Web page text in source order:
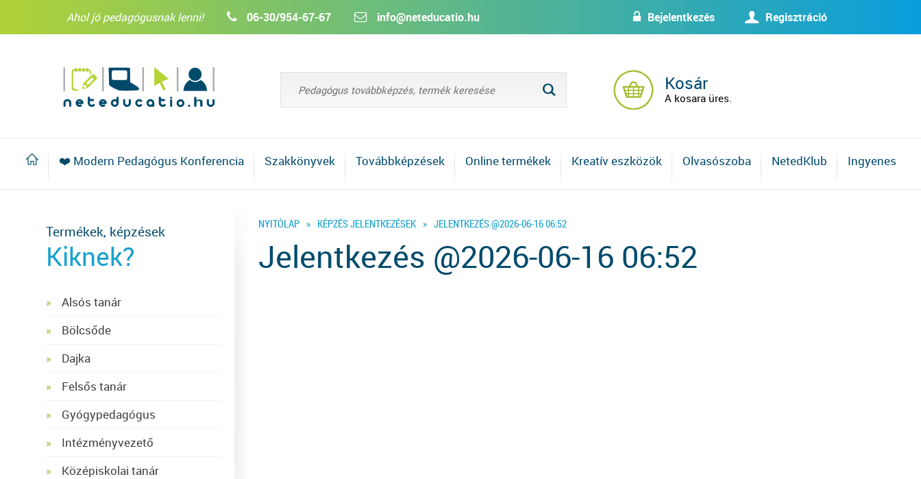
w Bejelentkezés U Regisztráció
Ahol jó pedagógusnak lenni! 06-30/954-67-67 info@neteducatio.hu
L Kosár
A kosara üres.
❤️ Modern Pedagógus Konferencia Szakkönyvek Továbbképzések Online termékek Kreatív eszközök Olvasószoba NetedKlub Ingyenes
NYITÓLAP » KÉPZÉS JELENTKEZÉSEK » JELENTKEZÉS @2026-06-16 06:52
Jelentkezés @2026-06-16 06:52
Termékek, képzések
Kiknek?
Alsós tanár
Bölcsőde
Dajka
Felsős tanár
Gyógypedagógus
Intézményvezető
Középiskolai tanár